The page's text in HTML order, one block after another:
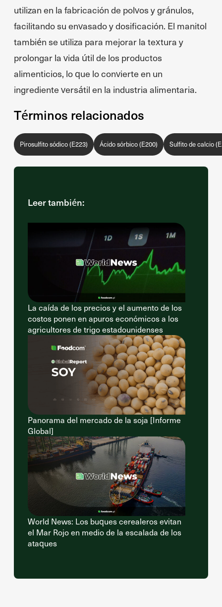
utilizan en la fabricación de polvos y gránulos,
facilitando su envasado y dosificación. El manitol
también se utiliza para mejorar la textura y
prolongar la vida útil de los productos
alimenticios, lo que lo convierte en un
ingrediente versátil en la industria alimentaria.
Términos relacionados
Pirosulfito sódico (E223) Ácido sórbico (E200) Sulfito de calcio
Leer también:
La caída de los precios y el aumento de los
costos ponen en apuros económicos a los
agricultores de trigo estadounidenses
Panorama del mercado de la soja [Informe
Global]
World News: Los buques cerealeros evitan
el Mar Rojo en medio de la escalada de los
ataques